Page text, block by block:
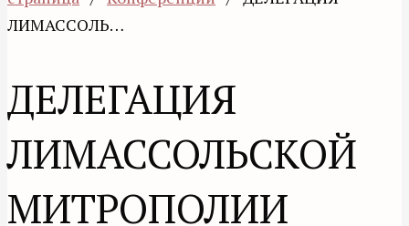
ЛИМАССОЛЬ…
ДЕЛЕГАЦИЯ
ЛИМАССОЛЬСКОЙ
МИТРОПОЛИИ